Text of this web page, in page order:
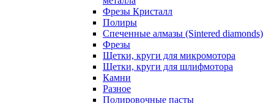
Фрезы Кристалл
Полиры
Спеченные алмазы (Sintered diamonds)
Фрезы
Щетки, круги для микромотора
Щетки, круги для шлифмотора
Камни
Разное
Полировочные пасты